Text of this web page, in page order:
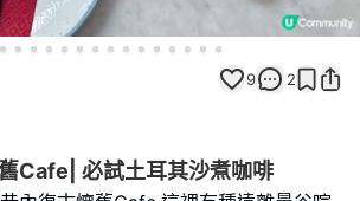
9 2
Cafe| 必試土耳其沙煮咖啡